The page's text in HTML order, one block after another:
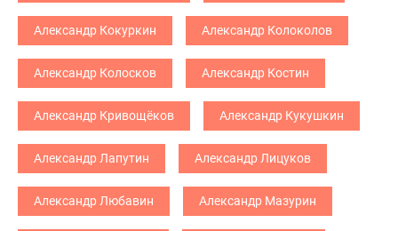
Александр Кокуркин Александр Колоколов
Александр Колосков Александр Костин
Александр Кривощёков Александр Кукушкин
Александр Лапутин Александр Лицуков
Александр Любавин Александр Мазурин